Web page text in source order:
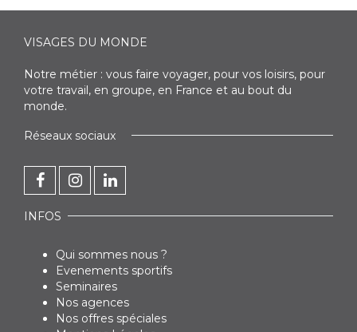
VISAGES DU MONDE
Notre métier : vous faire voyager, pour vos loisirs, pour
votre travail, en groupe, en France et au bout du
monde.
Réseaux sociaux
INFOS
Qui sommes nous ?
Evenements sportifs
Seminaires
Nos agences
Nos offres spéciales